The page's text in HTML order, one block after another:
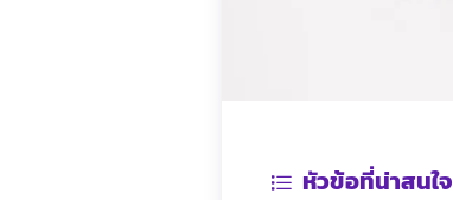
หัวข้อที่น่าสนใจ